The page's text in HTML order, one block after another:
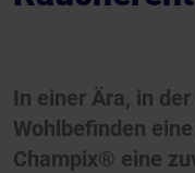
In einer Ära, in
Wohlbefinden
Champix® eine